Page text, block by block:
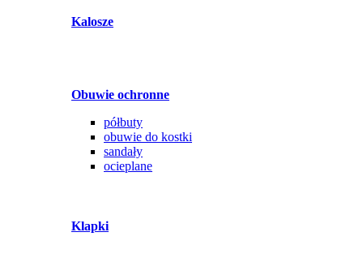
Kalosze
Obuwie ochronne
półbuty
obuwie do kostki
sandały
ocieplane
Klapki